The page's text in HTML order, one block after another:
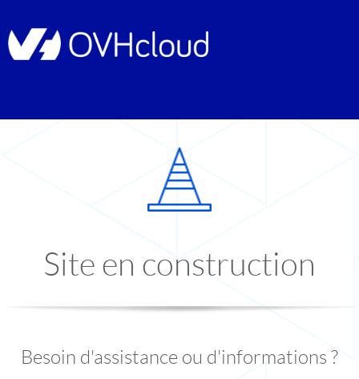
Site en construction
Besoin d'assistance ou d'informations ?